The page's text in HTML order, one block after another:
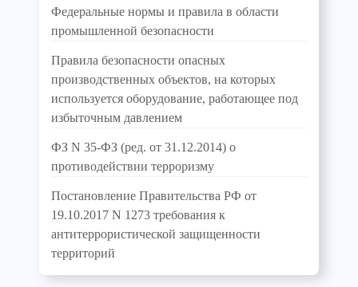
Федеральные нормы и правила в области
промышленной безопасности
Правила безопасности опасных
производственных объектов, на которых
используется оборудование, работающее под
избыточным давлением
ФЗ N 35-ФЗ (ред. от 31.12.2014) о
противодействии терроризму
Постановление Правительства РФ от
19.10.2017 N 1273 требования к
антитеррористической защищенности
территорий